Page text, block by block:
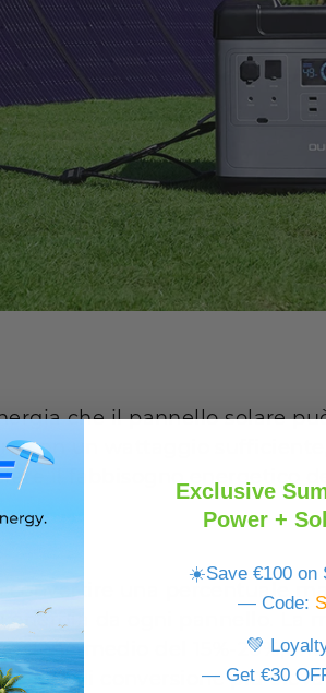
che il pannello solare
con un wattaggio
il fabbisogno energetico
una percentuale
da ogni pannello. La
medio del 15%-20%,
di conversione più
Exclusive
Power +
☀️Save €100 on
— Code:
💚
— Get €30